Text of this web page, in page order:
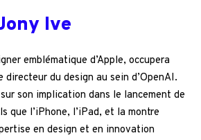
Ive
emblématique d’Apple, occupera
directeur du design au sein d’OpenAI.
son implication dans le lancement de
que l’iPhone, l’iPad, et la montre
en design et en innovation